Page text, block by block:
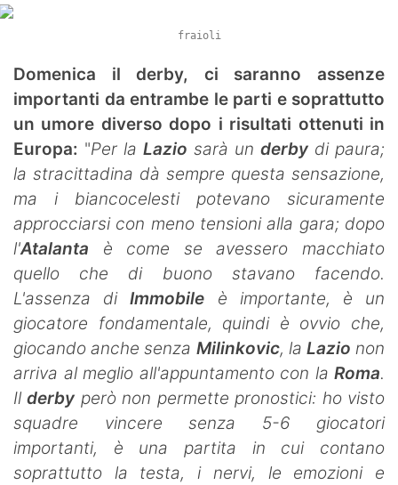
fraioli
Domenica il derby, ci saranno assenze
importanti da entrambe le parti e soprattutto
un umore diverso dopo i risultati ottenuti in
Europa: "Per la Lazio sarà un derby di paura;
la stracittadina dà sempre questa sensazione,
ma i biancocelesti potevano sicuramente
approcciarsi con meno tensioni alla gara; dopo
l'Atalanta è come se avessero macchiato
quello che di buono stavano facendo.
L'assenza diImmobile è importante, è un
giocatore fondamentale, quindi è ovvio che,
giocando anche senza Milinkovic, la Lazio non
arriva al meglio all'appuntamento con la Roma.
Ilderby però non permette pronostici: ho visto
squadre vincere senza 5-6 giocatori
importanti, è una partita in cui contano
soprattutto la testa, i nervi, le emozioni e